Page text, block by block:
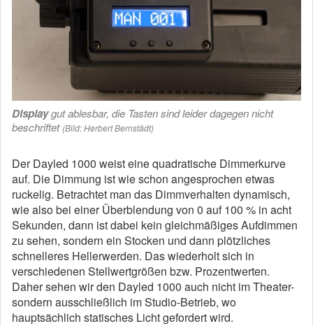
Displaygut ablesbar, die Tasten sind leider dagegen nicht
beschriftet (Bild: Herbert Bernstädt)
Der Dayled 1000 weist eine quadratische Dimmerkurve
auf. Die Dimmung ist wie schon angesprochen etwas
ruckelig. Betrachtet man das Dimmverhalten dynamisch,
wie also bei einer Überblendung von 0 auf 100 % in acht
Sekunden, dann ist dabei kein gleichmäßiges Aufdimmen
zu sehen, sondern ein Stocken und dann plötzliches
schnelleres Hellerwerden. Das wiederholt sich in
verschiedenen Stellwertgrößen bzw. Prozentwerten.
Daher sehen wir den Dayled 1000 auch nicht im Theater-
sondern ausschließlich im Studio-Betrieb, wo
hauptsächlich statisches Licht gefordert wird.